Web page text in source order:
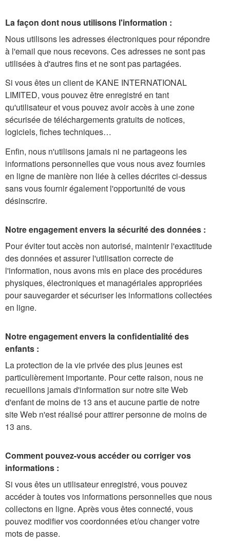
La façon dont nous utilisons l'information :
Nous utilisons les adresses électroniques pour répondre
à l'email que nous recevons. Ces adresses ne sont pas
utilisées à d'autres fins et ne sont pas partagées.
Si vous êtes un client de KANE INTERNATIONAL
LIMITED, vous pouvez être enregistré en tant
qu'utilisateur et vous pouvez avoir accès à une zone
sécurisée de téléchargements gratuits de notices,
logiciels, fiches techniques…
Enfin, nous n'utilisons jamais ni ne partageons les
informations personnelles que vous nous avez fournies
en ligne de manière non liée à celles décrites ci-dessus
sans vous fournir également l'opportunité de vous
désinscrire.
Notre engagement envers la sécurité des données :
Pour éviter tout accès non autorisé, maintenir l'exactitude
des données et assurer l'utilisation correcte de
l'information, nous avons mis en place des procédures
physiques, électroniques et managériales appropriées
pour sauvegarder et sécuriser les informations collectées
en ligne.
Notre engagement envers la confidentialité des
enfants :
La protection de la vie privée des plus jeunes est
particulièrement importante. Pour cette raison, nous ne
recueillons jamais d'information sur notre site Web
d'enfant de moins de 13 ans et aucune partie de notre
site Web n'est réalisé pour attirer personne de moins de
13 ans.
Comment pouvez-vous accéder ou corriger vos
informations :
Si vous êtes un utilisateur enregistré, vous pouvez
accéder à toutes vos informations personnelles que nous
collectons en ligne. Après vous êtes connecté, vous
pouvez modifier vos coordonnées et/ou changer votre
mots de passe.